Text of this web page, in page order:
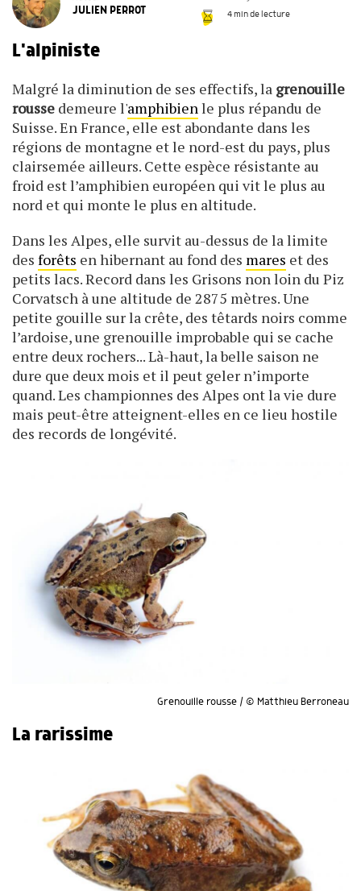
JULIEN PERROT
4 min de lecture
L'alpiniste
Malgré la diminution de ses effectifs, la grenouille
rousse demeure l'amphibienle plus répandu de
Suisse. En France, elle est abondante dans les
régions de montagne et le nord-est du pays, plus
clairsemée ailleurs. Cette espèce résistante au
froid est l’amphibien européen qui vit le plus au
nord et qui monte le plus en altitude.
Dans les Alpes, elle survit au-dessus de la limite
des forêts en hibernant au fond des mares et des
petits lacs. Record dans les Grisons non loin du Piz
Corvatsch à une altitude de 2875 mètres. Une
petite gouille sur la crête, des têtards noirs comme
l’ardoise, une grenouille improbable qui se cache
entre deux rochers... Là-haut, la belle saison ne
dure que deux mois et il peut geler n’importe
quand. Les championnes des Alpes ont la vie dure
mais peut-être atteignent-elles en ce lieu hostile
des records de longévité.
Grenouille rousse / © Matthieu Berroneau
La rarissime